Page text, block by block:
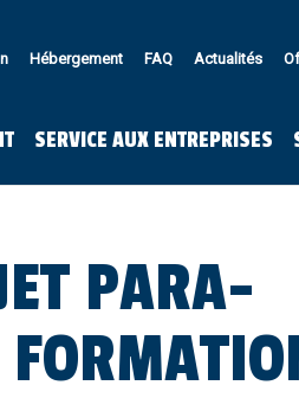
Hébergement FAQ Actualités
SERVICE AUX ENTREPRISES
PARA-